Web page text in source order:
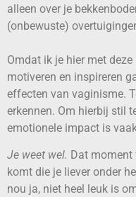
alleen over je
(onbewuste)
Omdat ik je hier met
motiveren en inspireren
effecten van vaginisme.
erkennen. Om hierbij stil
emotionele impact is
Je weet wel. Dat
komt die je liever onder
nou ja, niet heel leuk is